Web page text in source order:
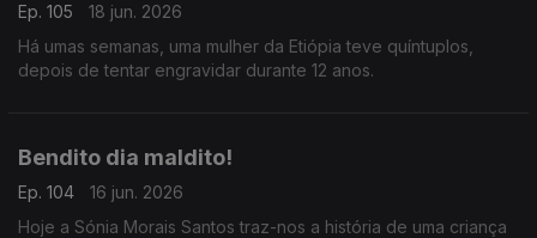
Ep. 105
18 jun. 2026
Há umas semanas, uma mulher da Etiópia teve quíntuplos,
depois de tentar engravidar durante 12 anos.
Bendito dia maldito!
Ep. 104
16 jun. 2026
Hoje a Sónia Morais Santos traz-nos a história de uma criança